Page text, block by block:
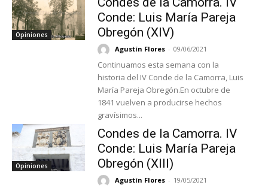
Opiniones
Conde: Luis María Pareja
Obregón (XIV)
Agustín Flores - 09/06/2021
Continuamos esta semana con la
historia del IV Conde de la Camorra, Luis
María Pareja Obregón.En octubre de
1841 vuelven a producirse hechos
gravísimos...
Opiniones
Condes de la Camorra. IV
Conde: Luis María Pareja
Obregón (XIII)
Agustín Flores - 19/05/2021